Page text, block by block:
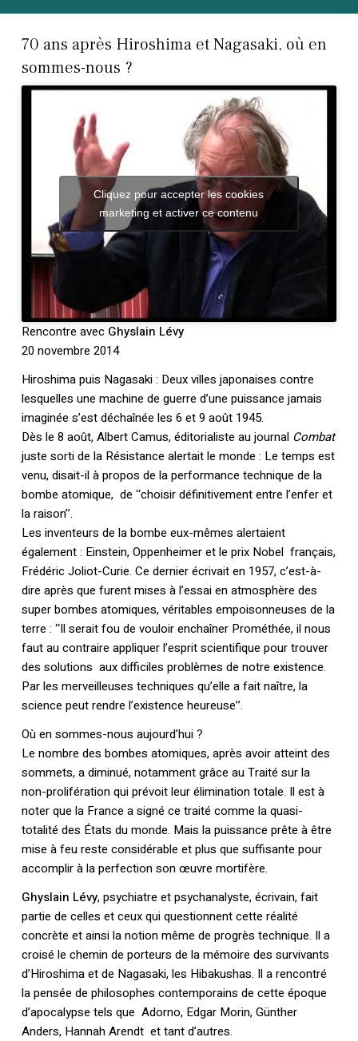
70 ans après Hiroshima et Nagasaki, où en
sommes-nous ?
Cliquez pour accepter les cookies
marketing et activer ce contenu
Rencontre avec Ghyslain Lévy
20 novembre 2014
Hiroshima puis Nagasaki : Deux villes japonaises contre
lesquelles une machine de guerre d’une puissance jamais
imaginée s’est déchaînée les 6 et 9 août 1945.
Dès le 8 août, Albert Camus, éditorialiste au journal Combat
juste sorti de la Résistance alertait le monde : Le temps est
venu, disait-il à propos de la performance technique de la
bombe atomique, de ‘‘choisir définitivement entre l’enfer et
la raison’’.
Les inventeurs de la bombe eux-mêmes alertaient
également : Einstein, Oppenheimer et le prix Nobel français,
Frédéric Joliot-Curie. Ce dernier écrivait en 1957, c’est-à-
dire après que furent mises à l’essai en atmosphère des
super bombes atomiques, véritables empoisonneuses de la
terre : ‘‘Il serait fou de vouloir enchaîner Prométhée, il nous
faut au contraire appliquer l’esprit scientifique pour trouver
des solutions aux difficiles problèmes de notre existence.
Par les merveilleuses techniques qu’elle a fait naître, la
science peut rendre l’existence heureuse’’.
Où en sommes-nous aujourd’hui ?
Le nombre des bombes atomiques, après avoir atteint des
sommets, a diminué, notamment grâce au Traité sur la
non-prolifération qui prévoit leur élimination totale. Il est à
noter que la France a signé ce traité comme la quasi-
totalité des États du monde. Mais la puissance prête à être
mise à feu reste considérable et plus que suffisante pour
accomplir à la perfection son œuvre mortifère.
Ghyslain Lévy, psychiatre et psychanalyste, écrivain, fait
partie de celles et ceux qui questionnent cette réalité
concrète et ainsi la notion même de progrès technique. Il a
croisé le chemin de porteurs de la mémoire des survivants
d’Hiroshima et de Nagasaki, les Hibakushas. Il a rencontré
la pensée de philosophes contemporains de cette époque
d’apocalypse tels que Adorno, Edgar Morin, Günther
Anders, Hannah Arendt et tant d’autres.